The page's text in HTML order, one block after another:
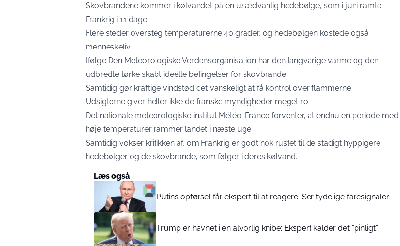
Skovbrandene kommer i kølvandet på en usædvanlig hedebølge, som i juni ramte
Frankrig i 11 dage.
Flere steder oversteg temperaturerne 40 grader, og hedebølgen kostede også
menneskeliv.
Ifølge Den Meteorologiske Verdensorganisation har den langvarige varme og den
udbredte tørke skabt ideelle betingelser for skovbrande.
Samtidig gør kraftige vindstød det vanskeligt at få kontrol over flammerne.
Udsigterne giver heller ikke de franske myndigheder meget ro.
Det nationale meteorologiske institut Météo-France forventer, at endnu en periode med
høje temperaturer rammer landet i næste uge.
Samtidig vokser kritikken af, om Frankrig er godt nok rustet til de stadigt hyppigere
hedebølger og de skovbrande, som følger i deres kølvand.
Læs også
Putins opførsel får ekspert til at reagere: Ser tydelige faresignaler
Trump er havnet i en alvorlig knibe: Ekspert kalder det “pinligt”